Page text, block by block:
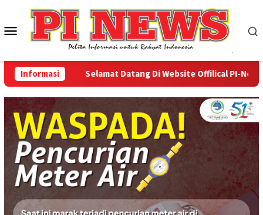
konten
Menu
Mobile
Informasi Selamat Datang Di Website Offilical PI-News